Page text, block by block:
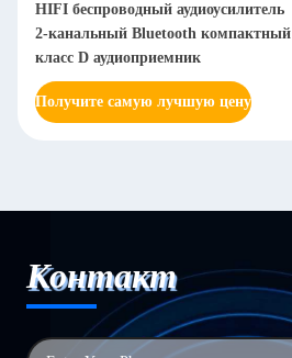
HIFI беспроводный аудиоусилитель
2-канальный Bluetooth компактный
класс D аудиоприемник
Получите самую лучшую цену
Контакт